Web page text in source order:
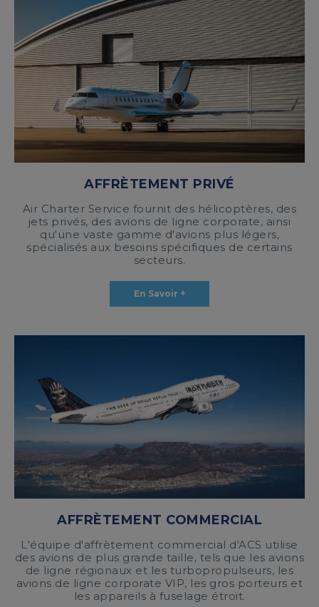
AFFRÈTEMENT PRIVÉ
Air Charter Service fournit des hélicoptères, des
jets privés, des avions de ligne corporate, ainsi
qu'une vaste gamme d'avions plus légers,
spécialisés aux besoins spécifiques de certains
secteurs.
En Savoir +
AFFRÈTEMENT COMMERCIAL
L'équipe d'affrètement commercial d'ACS utilise
des avions de plus grande taille, tels que les avions
de ligne régionaux et les turbopropulseurs, les
avions de ligne corporate VIP, les gros porteurs et
les appareils à fuselage étroit.